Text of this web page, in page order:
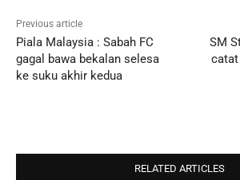
Previous article
Piala Malaysia : Sabah FC
gagal bawa bekalan selesa
ke suku akhir kedua
SM
catat
RELATED ARTICLES